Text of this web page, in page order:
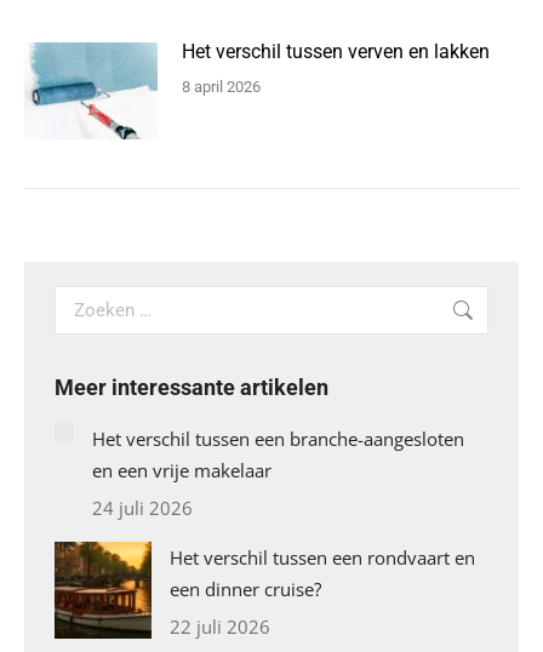
Het verschil tussen verven en lakken
8 april 2026
Search:
Meer interessante artikelen
Het verschil tussen een branche-aangesloten
en een vrije makelaar
24 juli 2026
Het verschil tussen een rondvaart en
een dinner cruise?
22 juli 2026